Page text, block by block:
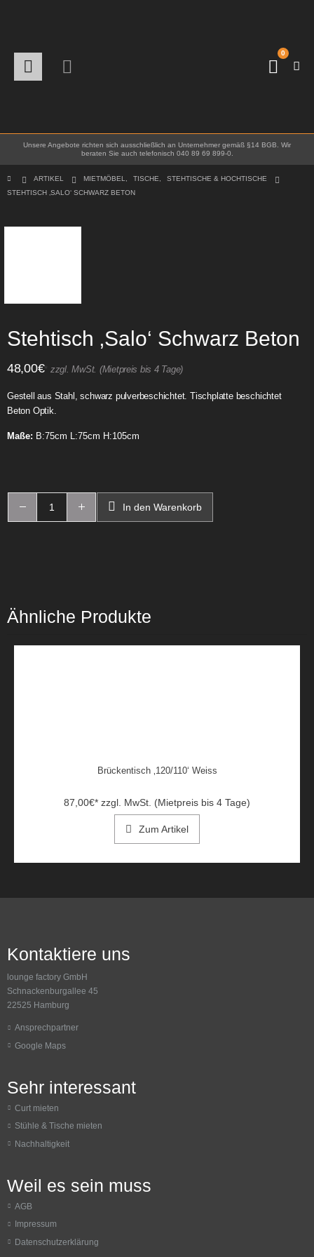
0
Unsere Angebote richten sich ausschließlich an Unternehmer gemäß §14 BGB. Wir
beraten Sie auch telefonisch 040 89 69 899-0.
ARTIKEL MIETMÖBEL TISCHE
STEHTISCHE & HOCHTISCHE
STEHTISCH ‚SALO‘ SCHWARZ BETON
Stehtisch ‚Salo‘ Schwarz Beton
48,00€* zzgl. MwSt. (Mietpreis bis 4 Tage)
Gestell aus Stahl, schwarz pulverbeschichtet. Tischplatte beschichtet
Beton Optik.
Maße: B:75cm L:75cm H:105cm
In den Warenkorb
Ähnliche Produkte
Brückentisch ‚120/110‘ Weiss
87,00€* zzgl. MwSt. (Mietpreis bis 4 Tage)
Zum Artikel
Kontaktiere uns
lounge factory GmbH
Schnackenburgallee 45
22525 Hamburg
Ansprechpartner
Google Maps
Sehr interessant
Curt mieten
Stühle & Tische mieten
Nachhaltigkeit
Weil es sein muss
AGB
Impressum
Datenschutzerklärung